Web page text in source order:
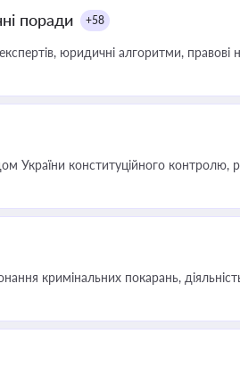
поради +58
юридичні алгоритми, правові
України конституційного контролю,
кримінальних покарань,